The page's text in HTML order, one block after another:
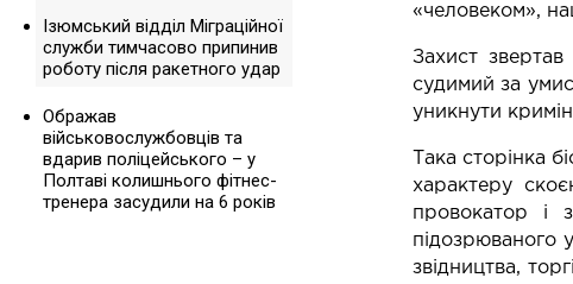
Ізюмський відділ Міграційної
служби тимчасово припинив
роботу після ракетного удар
Ображав
військовослужбовців та
вдарив поліцейського – у
Полтаві колишнього фітнес-
тренера засудили на 6 років
«человеком»,
Захист
судимий за
уникнути
Така сторінка
характеру
провокатор і
підозрюваного
звідництва,